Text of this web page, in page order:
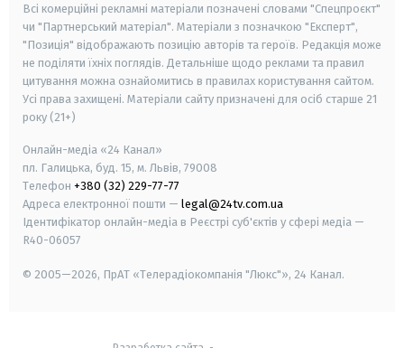
Всі комерційні рекламні матеріали позначені словами "Спецпроєкт"
чи "Партнерський матеріал". Матеріали з позначкою "Експерт",
"Позиція" відображають позицію авторів та героїв. Редакція може
не поділяти їхніх поглядів. Детальніше щодо реклами та правил
цитування можна ознайомитись в правилах користування сайтом.
Усі права захищені. Матеріали сайту призначені для осіб старше 21
року (21+)
Онлайн-медіа «24 Канал»
пл. Галицька, буд. 15, м. Львів, 79008
Телефон +380 (32) 229-77-77
Адреса електронної пошти — legal@24tv.com.ua
Ідентифікатор онлайн-медіа в Реєстрі суб'єктів у сфері медіа —
R40-06057
© 2005—2026, ПрАТ «Телерадіокомпанія "Люкс"», 24 Канал.